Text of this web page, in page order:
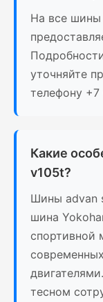
На все шины
уточняйте
телефону
Какие
v105t?
Шины advan
шина
спортивной
тесном